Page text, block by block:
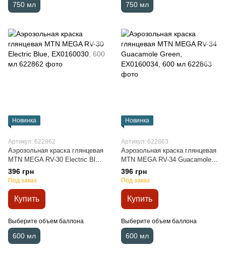
750 мл 750 мл
Новинка
Артикул: 622862
Аэрозольная краска глянцевая
MTN MEGA RV-30 Electric Blue,
EX0160030, 600 мл
396 грн
Под заказ
Купить
Выберите объем баллона
600 мл
Новинка
Артикул: 622863
Аэрозольная краска глянцевая
MTN MEGA RV-34 Guacamole
Green, EX0160034, 600 мл
396 грн
Под заказ
Купить
Выберите объем баллона
600 мл